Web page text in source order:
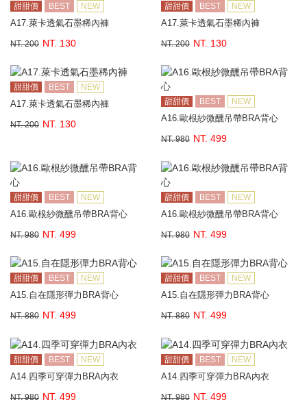
甜甜價 BEST NEW
A17.萊卡透氣石墨稀內褲
NT. 200 NT. 130
甜甜價 BEST NEW
A17.萊卡透氣石墨稀內褲
NT. 200 NT. 130
甜甜價 BEST NEW
A17.萊卡透氣石墨稀內褲
NT. 200 NT. 130
甜甜價 BEST NEW
A16.歐根紗微醺吊帶BRA背心
NT. 980 NT. 499
甜甜價 BEST NEW
A16.歐根紗微醺吊帶BRA背心
NT. 980 NT. 499
甜甜價 BEST NEW
A16.歐根紗微醺吊帶BRA背心
NT. 980 NT. 499
甜甜價 BEST NEW
A15.自在隱形彈力BRA背心
NT. 880 NT. 499
甜甜價 BEST NEW
A15.自在隱形彈力BRA背心
NT. 880 NT. 499
甜甜價 BEST NEW
A14.四季可穿彈力BRA內衣
NT. 980 NT. 499
甜甜價 BEST NEW
A14.四季可穿彈力BRA內衣
NT. 980 NT. 499